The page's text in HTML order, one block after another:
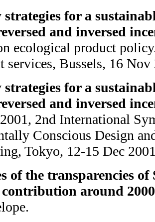
strategies for a
and inversed
ecological product
services, Bussels, 16 Nov
strategies for a
and inversed
2nd International
Conscious Design
Tokyo, 12-15 Dec
of the transparencies of
contribution around